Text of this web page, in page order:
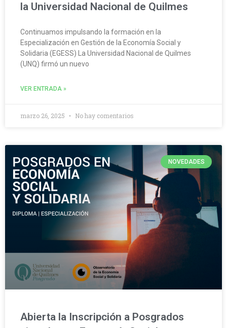
la Universidad Nacional de Quilmes
Continuamos impulsando la formación en la
Especialización en Gestión de la Economía Social y
Solidaria (EGESS) La Universidad Nacional de Quilmes
(UNQ) firmó un nuevo
VER ENTRADA »
marzo 26, 2025 No hay comentarios
NOVEDADES
Abierta la Inscripción a Posgrados